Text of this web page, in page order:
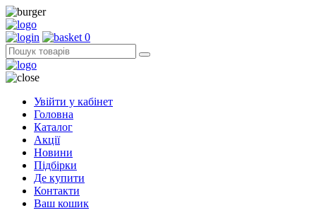
0
Увійти у кабінет
Головна
Каталог
Акції
Новини
Підбірки
Де купити
Контакти
Ваш кошик